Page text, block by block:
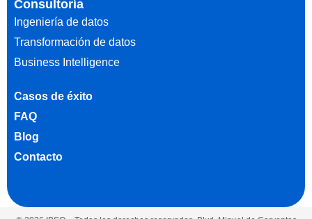
Consultoría
Ingeniería de datos
Transformación de datos
Business Intelligence
Casos de éxito
FAQ
Blog
Contacto